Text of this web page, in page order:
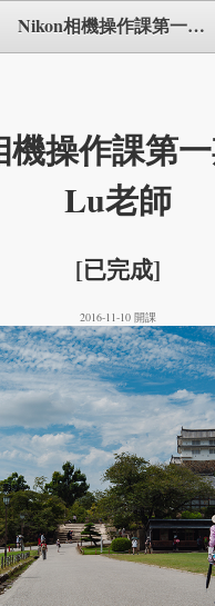
Nikon相機操作課第一期-Cloud Lu老師
操作課第
Lu老師
[已完成]
2016-11-10 開課